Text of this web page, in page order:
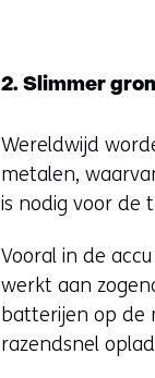
2. Slimmer
Wereldwijd
metalen,
is nodig voor de
Vooral in de
werkt aan
batterijen op de
razendsnel